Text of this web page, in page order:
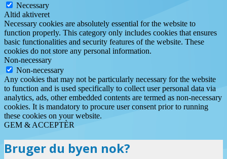
Necessary
Altid aktiveret
Necessary cookies are absolutely essential for the website to
function properly. This category only includes cookies that ensures
basic functionalities and security features of the website. These
cookies do not store any personal information.
Non-necessary
Non-necessary
Any cookies that may not be particularly necessary for the website
to function and is used specifically to collect user personal data via
analytics, ads, other embedded contents are termed as non-necessary
cookies. It is mandatory to procure user consent prior to running
these cookies on your website.
GEM & ACCEPTÈR
Bruger du byen nok?